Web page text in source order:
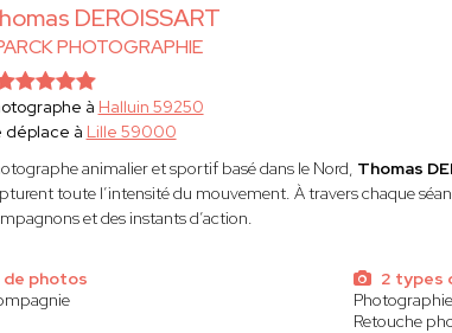
DEROISSART
PHOTOGRAPHIE
à Halluin 59250
déplace à Lille 59000
animalier et sportif basé dans le Nord, Thomas
toute l’intensité du mouvement. À travers chaque
et des instants d’action.
photos
2 types
Photographie
Retouche